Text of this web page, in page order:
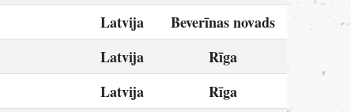
Latvija
Beverīnas novads
Latvija
Rīga
Latvija
Rīga